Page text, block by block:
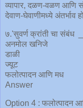
व्यापार, दळण-वळण आणि
देवाण-घेवाणीमध्ये अंतर्भाव
७.'सुवर्ण क्रांती चा संबंध
अनमोल खनिजे
डाळी
ज्यूट
फलोत्पादन आणि मध
Answer
Option 4 : फलोत्पादन